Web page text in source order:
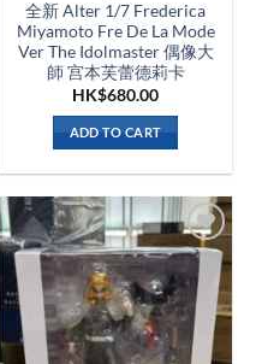
全新 Alter 1/7 Frederica
Miyamoto Fre De La Mode
Ver The Idolmaster 偶像大
師 宫本芙蕾德莉卡
HK$680.00
ADD TO CART